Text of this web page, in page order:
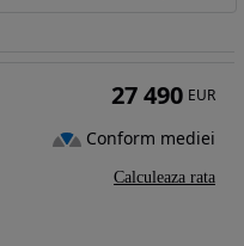
27 490 EUR
Conform mediei
Calculeaza rata